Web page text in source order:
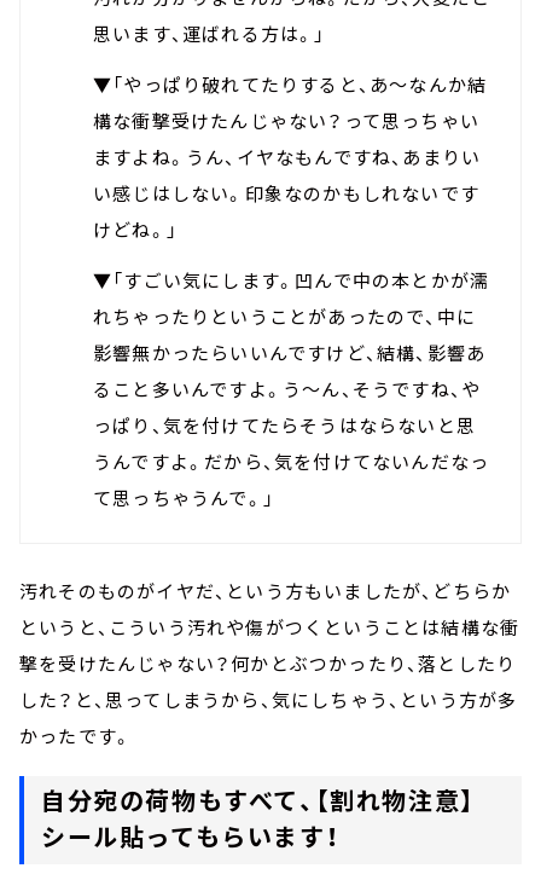
思います、運ばれる方は。」
▼「やっぱり破れてたりすると、あ～なんか結
構な衝撃受けたんじゃない？って思っちゃい
ますよね。うん、イヤなもんですね、あまりい
い感じはしない。印象なのかもしれないです
けどね。」
▼「すごい気にします。凹んで中の本とかが濡
れちゃったりということがあったので、中に
影響無かったらいいんですけど、結構、影響あ
ること多いんですよ。う～ん、そうですね、や
っぱり、気を付けてたらそうはならないと思
うんですよ。だから、気を付けてないんだなっ
て思っちゃうんで。」
汚れそのものがイヤだ、という方もいましたが、どちらか
というと、こういう汚れや傷がつくということは結構な衝
撃を受けたんじゃない？何かとぶつかったり、落としたり
した？と、思ってしまうから、気にしちゃう、という方が多
かったです。
自分宛の荷物もすべて、【割れ物注意】
シール貼ってもらいます！